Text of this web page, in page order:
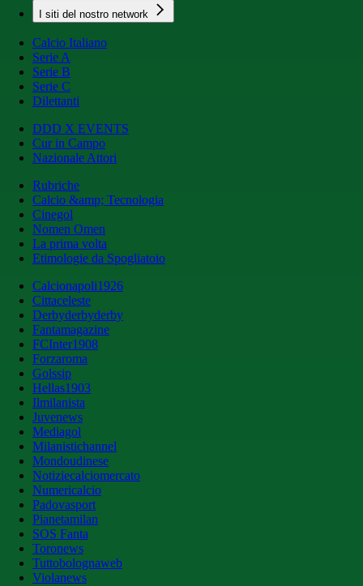
I siti del nostro network
Calcio Italiano
Serie A
Serie B
Serie C
Dilettanti
DDD X EVENTS
Cur in Campo
Nazionale Attori
Rubriche
Calcio &amp; Tecnologia
Cinegol
Nomen Omen
La prima volta
Etimologie da Spogliatoio
Calcionapoli1926
Cittaceleste
Derbyderbyderby
Fantamagazine
FCInter1908
Forzaroma
Golssip
Hellas1903
Ilmilanista
Juvenews
Mediagol
Milanistichannel
Mondoudinese
Notiziecalciomercato
Numericalcio
Padovasport
Pianetamilan
SOS Fanta
Toronews
Tuttobolognaweb
Violanews